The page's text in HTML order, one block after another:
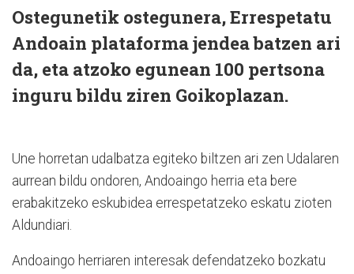
Ostegunetik ostegunera, Errespetatu
Andoain plataforma jendea batzen ari
da, eta atzoko egunean 100 pertsona
inguru bildu ziren Goikoplazan.
Une horretan udalbatza egiteko biltzen ari zen Udalaren
aurrean bildu ondoren, Andoaingo herria eta bere
erabakitzeko eskubidea errespetatzeko eskatu zioten
Aldundiari.
Andoaingo herriaren interesak defendatzeko bozkatu